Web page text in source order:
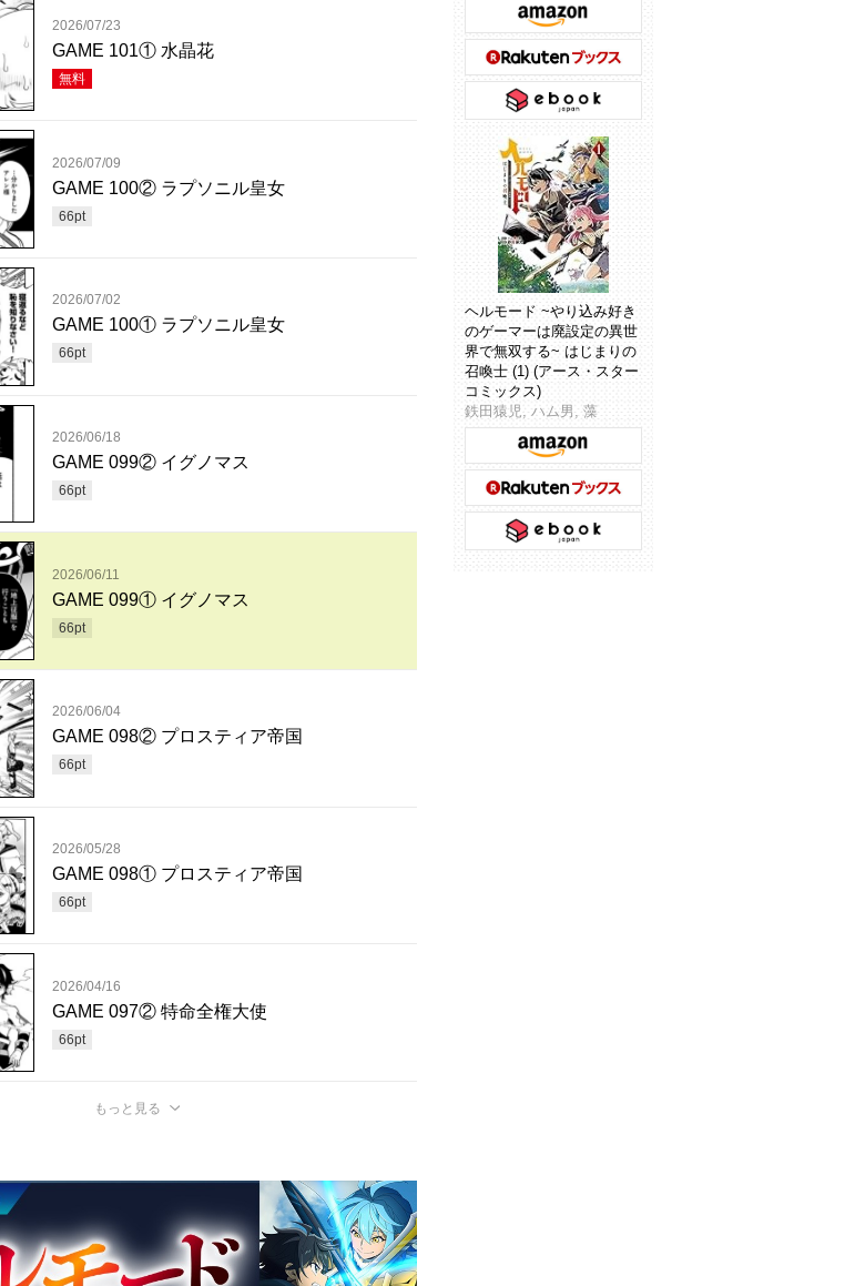
2026/07/23
GAME 101① 水晶花
無料
2026/07/09
GAME 100② ラプソニル皇女
66pt
2026/07/02
GAME 100① ラプソニル皇女
66pt
2026/06/18
GAME 099② イグノマス
66pt
2026/06/11
GAME 099① イグノマス
66pt
2026/06/04
GAME 098② プロスティア帝国
66pt
2026/05/28
GAME 098① プロスティア帝国
66pt
2026/04/16
GAME 097② 特命全権大使
66pt
もっと見る
ヘルモード ~やり込み好き
のゲーマーは廃設定の異世
界で無双する~ はじまりの
召喚士 (1) (アース・スター
コミックス)
鉄田猿児, ハム男, 藻